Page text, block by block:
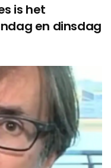
is het
en dinsdag